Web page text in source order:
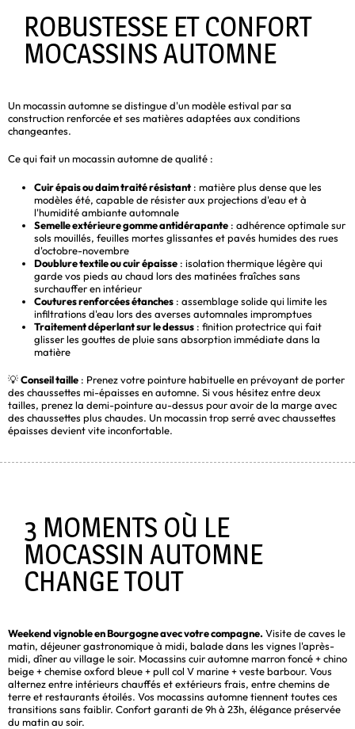
ROBUSTESSE ET CONFORT
MOCASSINS AUTOMNE
Un mocassin automne se distingue d'un modèle estival par sa
construction renforcée et ses matières adaptées aux conditions
changeantes.
Ce qui fait un mocassin automne de qualité :
Cuir épais ou daim traité résistant: matière plus dense que les
modèles été, capable de résister aux projections d'eau et à
l'humidité ambiante automnale
Semelle extérieure gomme antidérapante: adhérence optimale sur
sols mouillés, feuilles mortes glissantes et pavés humides des rues
d'octobre-novembre
Doublure textile ou cuir épaisse: isolation thermique légère qui
garde vos pieds au chaud lors des matinées fraîches sans
surchauffer en intérieur
Coutures renforcées étanches: assemblage solide qui limite les
infiltrations d'eau lors des averses automnales impromptues
Traitement déperlant sur le dessus: finition protectrice qui fait
glisser les gouttes de pluie sans absorption immédiate dans la
matière
💡Conseil taille : Prenez votre pointure habituelle en prévoyant de porter
des chaussettes mi-épaisses en automne. Si vous hésitez entre deux
tailles, prenez la demi-pointure au-dessus pour avoir de la marge avec
des chaussettes plus chaudes. Un mocassin trop serré avec chaussettes
épaisses devient vite inconfortable.
3 MOMENTS OÙ LE
MOCASSIN AUTOMNE
CHANGE TOUT
Weekend vignoble en Bourgogne avec votre compagne. Visite de caves le
matin, déjeuner gastronomique à midi, balade dans les vignes l'après-
midi, dîner au village le soir. Mocassins cuir automne marron foncé + chino
beige + chemise oxford bleue + pull col V marine + veste barbour. Vous
alternez entre intérieurs chauffés et extérieurs frais, entre chemins de
terre et restaurants étoilés. Vos mocassins automne tiennent toutes ces
transitions sans faiblir. Confort garanti de 9h à 23h, élégance préservée
du matin au soir.